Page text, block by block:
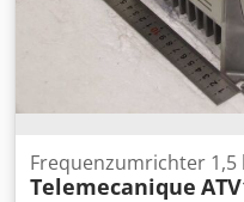
Frequenzumrichter 1,5
Telemecanique